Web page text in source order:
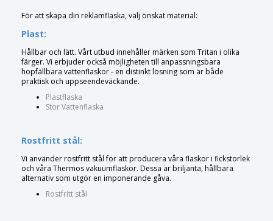
För att skapa din reklamflaska, välj önskat material:
Plast:
Hållbar och lätt. Vårt utbud innehåller märken som Tritan i olika
färger. Vi erbjuder också möjligheten till anpassningsbara
hopfällbara vattenflaskor - en distinkt lösning som är både
praktisk och uppseendeväckande.
Plastflaska
Stor Vattenflaska
Rostfritt stål:
Vi använder rostfritt stål för att producera våra flaskor i fickstorlek
och våra Thermos vakuumflaskor. Dessa är briljanta, hållbara
alternativ som utgör en imponerande gåva.
Rostfritt stål